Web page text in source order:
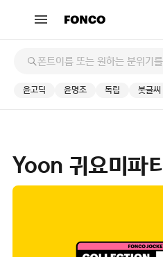
윤고딕 윤명조 독립 붓글씨
Yoon 귀요미파티